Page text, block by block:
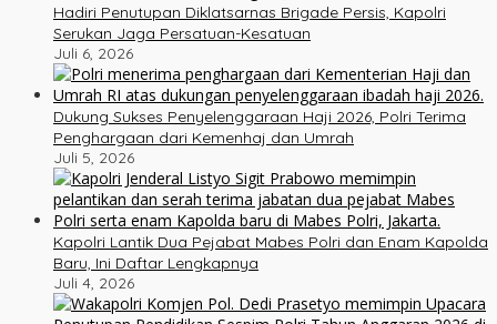
Hadiri Penutupan Diklatsarnas Brigade Persis, Kapolri
Serukan Jaga Persatuan-Kesatuan
Juli 6, 2026
Dukung Sukses Penyelenggaraan Haji 2026, Polri Terima
Penghargaan dari Kemenhaj dan Umrah
Juli 5, 2026
Kapolri Lantik Dua Pejabat Mabes Polri dan Enam Kapolda
Baru, Ini Daftar Lengkapnya
Juli 4, 2026